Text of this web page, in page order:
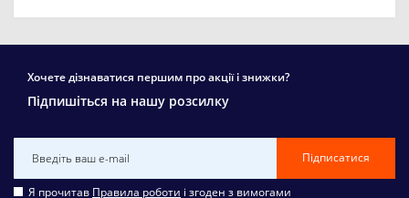
Хочете дізнаватися першим про акції і знижки?
Підпишіться на нашу розсилку
Підписатися
Я прочитав Правила роботи і згоден з вимогами